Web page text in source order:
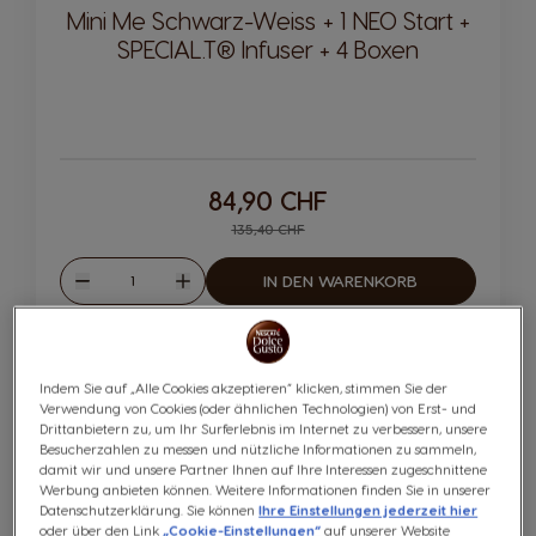
Mini Me Schwarz-Weiss + 1 NEO Start +
SPECIAL.T® Infuser + 4 Boxen
Regular Price
135,40 CHF
84,90 CHF
Weniger
Menge
Mehr
IN DEN WARENKORB
-37%
Indem Sie auf „Alle Cookies akzeptieren“ klicken, stimmen Sie der
Verwendung von Cookies (oder ähnlichen Technologien) von Erst- und
Drittanbietern zu, um Ihr Surferlebnis im Internet zu verbessern, unsere
Besucherzahlen zu messen und nützliche Informationen zu sammeln,
damit wir und unsere Partner Ihnen auf Ihre Interessen zugeschnittene
Werbung anbieten können. Weitere Informationen finden Sie in unserer
Datenschutzerklärung. Sie könnenIhre Einstellungen jederzeit hier
oder über den Link „Cookie-Einstellungen“ auf unserer Website